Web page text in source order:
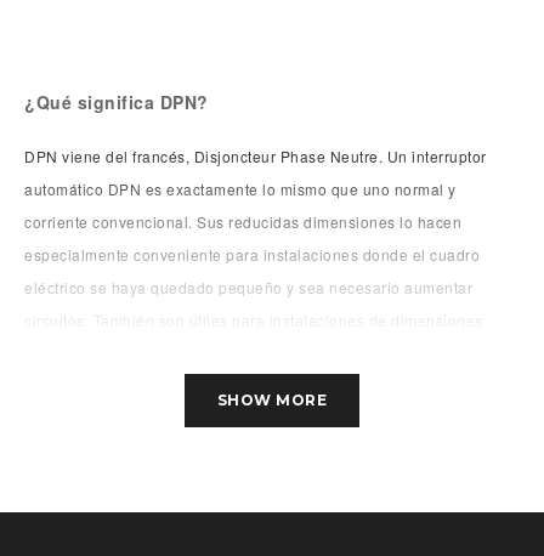
¿Qué significa DPN?
DPN viene del francés, Disjoncteur Phase Neutre. Un interruptor
automático DPN es exactamente lo mismo que uno normal y
corriente convencional. Sus reducidas dimensiones lo hacen
especialmente conveniente para instalaciones donde el cuadro
eléctrico se haya quedado pequeño y sea necesario aumentar
circuitos. También son útiles para instalaciones de dimensiones
SHOW MORE